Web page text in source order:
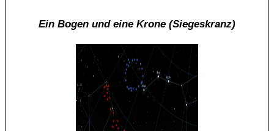
Ein Bogen und eine Krone (Siegeskranz)